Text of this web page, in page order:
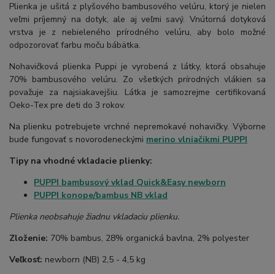
Plienka je ušitá z plyšového bambusového velúru, ktorý je nielen
veľmi príjemný na dotyk, ale aj veľmi savý. Vnútorná dotyková
vrstva je z nebieleného prírodného velúru, aby bolo možné
odpozorovať farbu moču bábätka.
Nohavičková plienka Puppi je vyrobená z látky, ktorá obsahuje
70% bambusového velúru. Zo všetkých prírodných vlákien sa
považuje za najsiakavejšiu. Látka je samozrejme certifikovaná
Oeko-Tex pre deti do 3 rokov.
Na plienku potrebujete vrchné nepremokavé nohavičky. Výborne
bude fungovať s novorodeneckými merino vlniačikmi PUPPI
Tipy na vhodné vkladacie plienky:
PUPPI bambusový vklad Quick&Easy newborn
PUPPI konope/bambus NB vklad
Plienka neobsahuje žiadnu vkladaciu plienku.
Zloženie: 70% bambus, 28% organická bavlna, 2% polyester
Veľkosť: newborn (NB) 2,5 - 4,5 kg